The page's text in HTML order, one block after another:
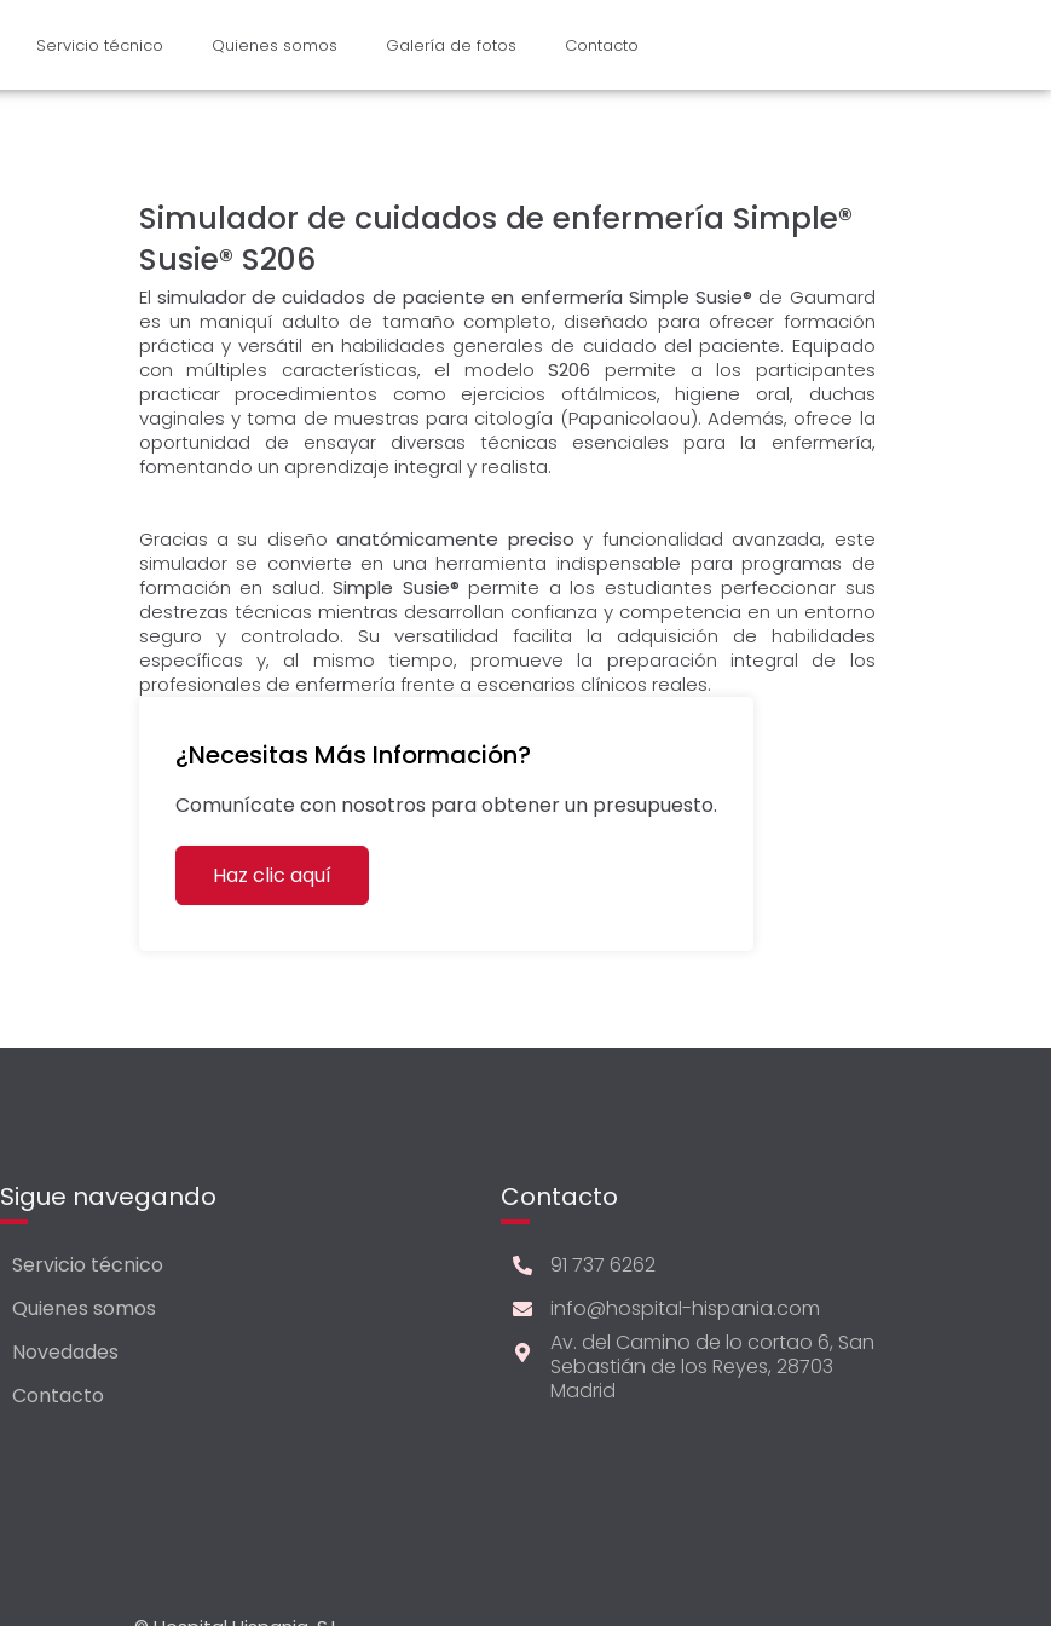
Servicio técnico Quienes somos Galería de fotos Contacto
Simulador de cuidados de enfermería Simple®
Susie® S206
El simulador de cuidados de paciente en enfermería Simple Susie® de Gaumard
es un maniquí adulto de tamaño completo, diseñado para ofrecer formación
práctica y versátil en habilidades generales de cuidado del paciente. Equipado
con múltiples características, el modeloS206 permite a los participantes
practicar procedimientos como ejercicios oftálmicos, higiene oral, duchas
vaginales y toma de muestras para citología (Papanicolaou). Además, ofrece la
oportunidad de ensayar diversas técnicas esenciales para la enfermería,
fomentando un aprendizaje integral y realista.
Gracias a su diseñoanatómicamente preciso y funcionalidad avanzada, este
simulador se convierte en una herramienta indispensable para programas de
formación en salud.Simple Susie® permite a los estudiantes perfeccionar sus
destrezas técnicas mientras desarrollan confianza y competencia en un entorno
seguro y controlado. Su versatilidad facilita la adquisición de habilidades
específicas y, al mismo tiempo, promueve la preparación integral de los
profesionales de enfermería frente a escenarios clínicos reales.
¿Necesitas Más Información?
Comunícate con nosotros para obtener un presupuesto.
Haz clic aquí
Sigue navegando
Servicio técnico
Quienes somos
Novedades
Contacto
Contacto
91 737 6262
info@hospital-hispania.com
Av. del Camino de lo cortao 6, San
Sebastián de los Reyes, 28703
Madrid